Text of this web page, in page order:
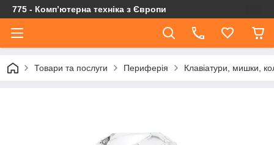
775 - Компʼютерна техніка з Європи
Товари та послуги Периферія Клавіатури, мишки,